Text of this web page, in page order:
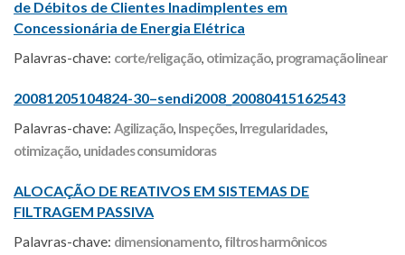
de Débitos de Clientes Inadimplentes em
Concessionária de Energia Elétrica
Palavras-chave: corte/religação, otimização, programação linear
20081205104824-30–sendi2008_20080415162543
Palavras-chave: Agilização, Inspeções, Irregularidades,
otimização, unidades consumidoras
ALOCAÇÃO DE REATIVOS EM SISTEMAS DE
FILTRAGEM PASSIVA
Palavras-chave: dimensionamento, filtros harmônicos